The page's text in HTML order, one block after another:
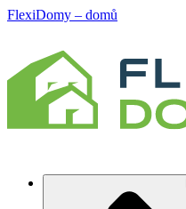
FlexiDomy – domů